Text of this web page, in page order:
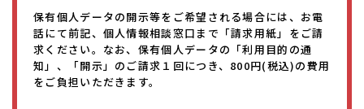
保有個人データの開示等をご希望される場合には、お電
話にて前記、個人情報相談窓口まで「請求用紙」をご請
求ください。なお、保有個人データの「利用目的の通
知」、「開示」のご請求１回につき、800円(税込)の費用
をご負担いただきます。